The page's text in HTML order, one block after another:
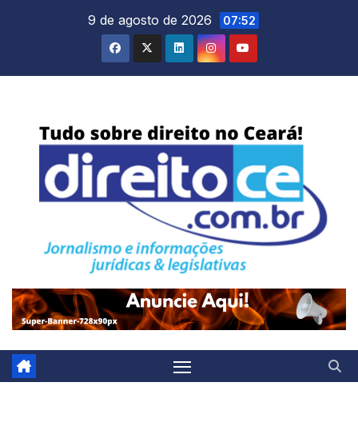
9 de agosto de 2026 07:52